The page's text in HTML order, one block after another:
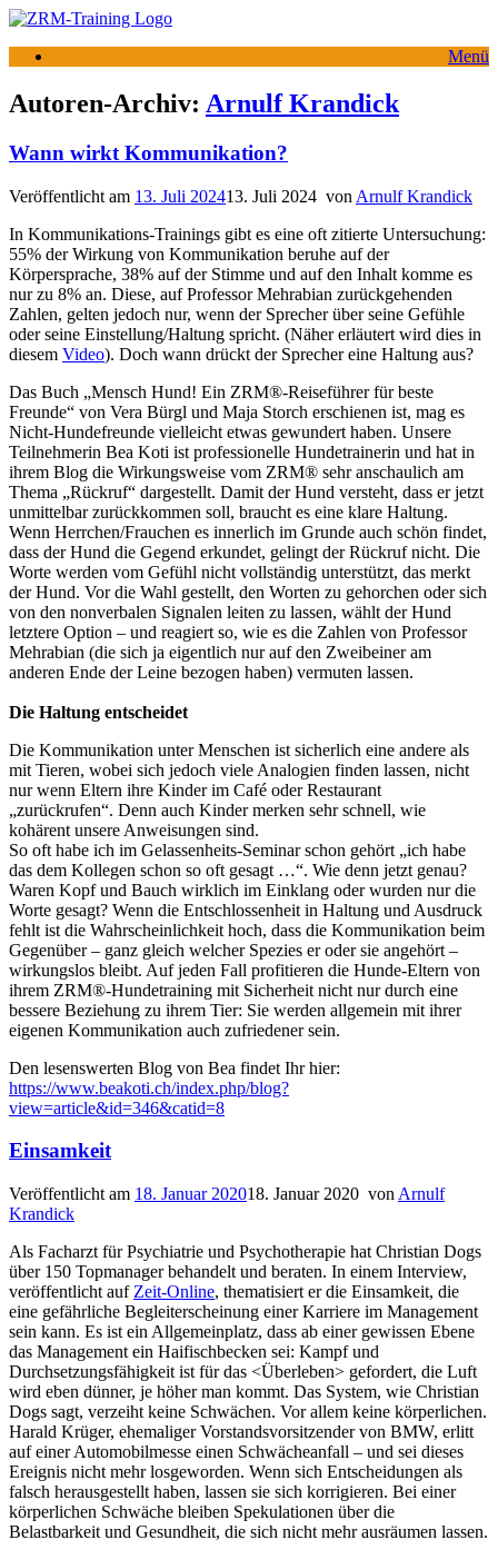
Zum
springen
Menü
Autoren-Archiv: Arnulf Krandick
Wann wirkt Kommunikation?
Veröffentlicht am 13. Juli 202413. Juli 2024 von Arnulf Krandick
In Kommunikations-Trainings gibt es eine oft zitierte Untersuchung:
55% der Wirkung von Kommunikation beruhe auf der
Körpersprache, 38% auf der Stimme und auf den Inhalt komme es
nur zu 8% an. Diese, auf Professor Mehrabian zurückgehenden
Zahlen, gelten jedoch nur, wenn der Sprecher über seine Gefühle
oder seine Einstellung/Haltung spricht. (Näher erläutert wird dies in
diesem Video). Doch wann drückt der Sprecher eine Haltung aus?
Das Buch „Mensch Hund! Ein ZRM®-Reiseführer für beste
Freunde“ von Vera Bürgl und Maja Storch erschienen ist, mag es
Nicht-Hundefreunde vielleicht etwas gewundert haben. Unsere
Teilnehmerin Bea Koti ist professionelle Hundetrainerin und hat in
ihrem Blog die Wirkungsweise vom ZRM® sehr anschaulich am
Thema „Rückruf“ dargestellt. Damit der Hund versteht, dass er jetzt
unmittelbar zurückkommen soll, braucht es eine klare Haltung.
Wenn Herrchen/Frauchen es innerlich im Grunde auch schön findet,
dass der Hund die Gegend erkundet, gelingt der Rückruf nicht. Die
Worte werden vom Gefühl nicht vollständig unterstützt, das merkt
der Hund. Vor die Wahl gestellt, den Worten zu gehorchen oder sich
von den nonverbalen Signalen leiten zu lassen, wählt der Hund
letztere Option – und reagiert so, wie es die Zahlen von Professor
Mehrabian (die sich ja eigentlich nur auf den Zweibeiner am
anderen Ende der Leine bezogen haben) vermuten lassen.
Die Haltung entscheidet
Die Kommunikation unter Menschen ist sicherlich eine andere als
mit Tieren, wobei sich jedoch viele Analogien finden lassen, nicht
nur wenn Eltern ihre Kinder im Café oder Restaurant
„zurückrufen“. Denn auch Kinder merken sehr schnell, wie
kohärent unsere Anweisungen sind.
So oft habe ich im Gelassenheits-Seminar schon gehört „ich habe
das dem Kollegen schon so oft gesagt …“. Wie denn jetzt genau?
Waren Kopf und Bauch wirklich im Einklang oder wurden nur die
Worte gesagt? Wenn die Entschlossenheit in Haltung und Ausdruck
fehlt ist die Wahrscheinlichkeit hoch, dass die Kommunikation beim
Gegenüber – ganz gleich welcher Spezies er oder sie angehört –
wirkungslos bleibt. Auf jeden Fall profitieren die Hunde-Eltern von
ihrem ZRM®-Hundetraining mit Sicherheit nicht nur durch eine
bessere Beziehung zu ihrem Tier: Sie werden allgemein mit ihrer
eigenen Kommunikation auch zufriedener sein.
Den lesenswerten Blog von Bea findet Ihr hier:
https://www.beakoti.ch/index.php/blog?
view=article&id=346&catid=8
Einsamkeit
Veröffentlicht am 18. Januar 202018. Januar 2020 von Arnulf
Krandick
Als Facharzt für Psychiatrie und Psychotherapie hat Christian Dogs
über 150 Topmanager behandelt und beraten. In einem Interview,
veröffentlicht auf Zeit-Online, thematisiert er die Einsamkeit, die
eine gefährliche Begleiterscheinung einer Karriere im Management
sein kann. Es ist ein Allgemeinplatz, dass ab einer gewissen Ebene
das Management ein Haifischbecken sei: Kampf und
Durchsetzungsfähigkeit ist für das <Überleben> gefordert, die Luft
wird eben dünner, je höher man kommt. Das System, wie Christian
Dogs sagt, verzeiht keine Schwächen. Vor allem keine körperlichen.
Harald Krüger, ehemaliger Vorstandsvorsitzender von BMW, erlitt
auf einer Automobilmesse einen Schwächeanfall – und sei dieses
Ereignis nicht mehr losgeworden. Wenn sich Entscheidungen als
falsch herausgestellt haben, lassen sie sich korrigieren. Bei einer
körperlichen Schwäche bleiben Spekulationen über die
Belastbarkeit und Gesundheit, die sich nicht mehr ausräumen lassen.